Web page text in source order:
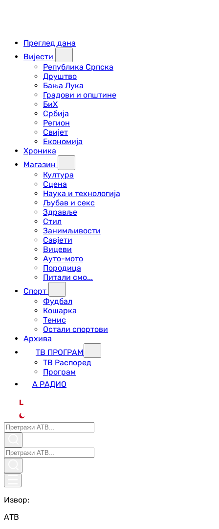
Преглед дана
Вијести
Република Српска
Друштво
Бања Лука
Градови и општине
БиХ
Србија
Регион
Свијет
Економија
Хроника
Магазин
Култура
Сцена
Наука и технологија
Љубав и секс
Здравље
Стил
Занимљивости
Савјети
Вицеви
Ауто-мото
Породица
Питали смо...
Спорт
Фудбал
Кошарка
Тенис
Остали спортови
Архива
ТВ ПРОГРАМ
ТВ Распоред
Програм
А РАДИО
L
Извор:
АТВ